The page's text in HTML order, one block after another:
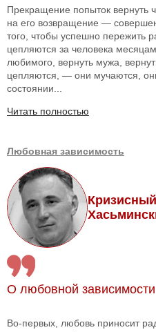
Прекращение попыток вернуть
на его возвращение —
того, чтобы успешно пережить
цепляются за человека
любимого, вернуть мужа,
цепляются, — они мучаются,
состоянии...
Читать полностью
Любовная зависимость
О любовной зависимости
Во-первых, любовь приносит